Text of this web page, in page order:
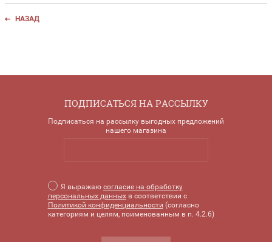
НАЗАД
ПОДПИСАТЬСЯ НА РАССЫЛКУ
Подписаться на рассылку выгодных предложений
нашего магазина
Я выражаю согласие на обработку
персональных данныхв соответствии с
Политикой конфиденциальности (согласно
категориям и целям, поименованным в п. 4.2.6)